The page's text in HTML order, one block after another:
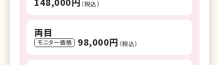
（税込）
両目
モニター価格 98,000円 （税込）